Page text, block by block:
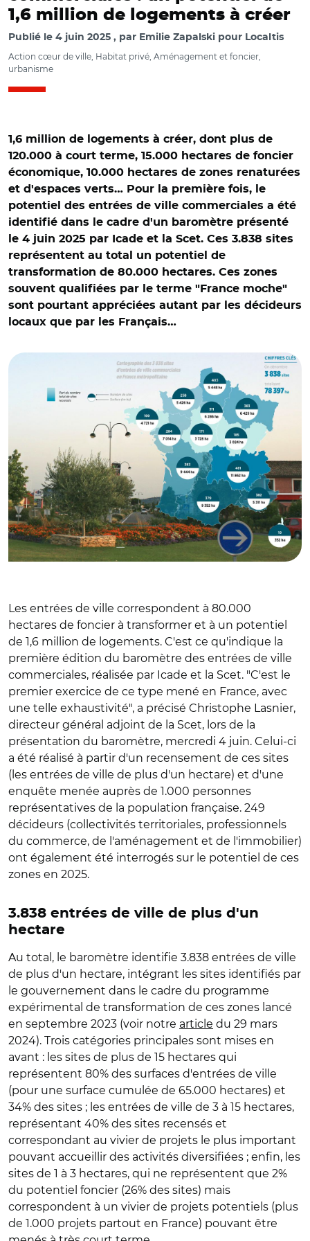
1,6 million de logements à créer
Publié le 4 juin 2025 par Emilie Zapalski pour Localtis
Action cœur de ville, Habitat privé, Aménagement et foncier,
urbanisme
1,6 million de logements à créer, dont plus de
120.000 à court terme, 15.000 hectares de foncier
économique, 10.000 hectares de zones renaturées
et d'espaces verts… Pour la première fois, le
potentiel des entrées de ville commerciales a été
identifié dans le cadre d'un baromètre présenté
le 4 juin 2025 par Icade et la Scet. Ces 3.838 sites
représentent au total un potentiel de
transformation de 80.000 hectares. Ces zones
souvent qualifiées par le terme "France moche"
sont pourtant appréciées autant par les décideurs
locaux que par les Français…
© Scet, Analyses & traitement data et géomatique, 2025 et
Les entrées de ville correspondent à 80.000
hectares de foncier à transformer et à un potentiel
de 1,6 million de logements. C'est ce qu'indique la
première édition du baromètre des entrées de ville
commerciales, réalisée par Icade et la Scet. "C'est le
premier exercice de ce type mené en France, avec
une telle exhaustivité", a précisé Christophe Lasnier,
directeur général adjoint de la Scet, lors de la
présentation du baromètre, mercredi 4 juin. Celui-ci
a été réalisé à partir d'un recensement de ces sites
(les entrées de ville de plus d'un hectare) et d'une
enquête menée auprès de 1.000 personnes
représentatives de la population française. 249
décideurs (collectivités territoriales, professionnels
du commerce, de l'aménagement et de l'immobilier)
ont également été interrogés sur le potentiel de ces
zones en 2025.
3.838 entrées de ville de plus d'un
hectare
Au total, le baromètre identifie 3.838 entrées de ville
de plus d'un hectare, intégrant les sites identifiés par
le gouvernement dans le cadre du programme
expérimental de transformation de ces zones lancé
en septembre 2023 (voir notre article du 29 mars
2024). Trois catégories principales sont mises en
avant : les sites de plus de 15 hectares qui
représentent 80% des surfaces d'entrées de ville
(pour une surface cumulée de 65.000 hectares) et
34% des sites ; les entrées de ville de 3 à 15 hectares,
représentant 40% des sites recensés et
correspondant au vivier de projets le plus important
pouvant accueillir des activités diversifiées ; enfin, les
sites de 1 à 3 hectares, qui ne représentent que 2%
du potentiel foncier (26% des sites) mais
correspondent à un vivier de projets potentiels (plus
de 1.000 projets partout en France) pouvant être